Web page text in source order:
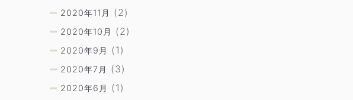
2020年11月 (2)
2020年10月 (2)
2020年9月 (1)
2020年7月 (3)
2020年6月 (1)